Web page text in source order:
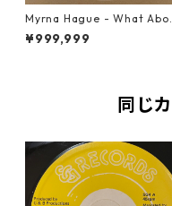
Myrna Hague - What
Me【7-21227】
¥999,999
同じ